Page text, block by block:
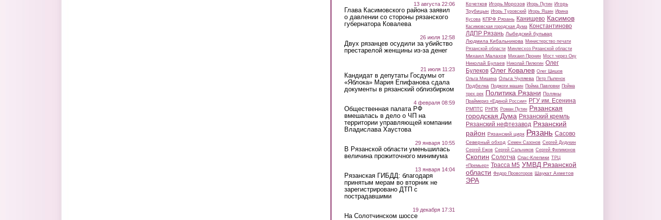
13 августа 22:06
Глава Касимовского района заявил
о давлении со стороны рязанского
губернатора Ковалева
26 июля 12:58
Двух рязанцев осудили за убийство
престарелой женщины из-за денег
21 июля 11:23
Кандидат в депутаты Госдумы от
«Яблока» Мария Епифанова сдала
документы в рязанский облизбирком
4 февраля 08:59
Общественная палата РФ
вмешалась в дело о ЧП на
территории управляющей компании
Владислава Хаустова
29 января 10:55
В Рязанской области уменьшилась
величина прожиточного минимума
13 января 14:04
Рязанская ГИБДД: благодаря
принятым мерам во вторник не
зарегистрировано ДТП с
пострадавшими
19 декабря 17:31
На Солотчинском шоссе
Кочетков Игорь Морозов Игорь Путин Игорь
Трубицын Игорь Туровский Игорь Яшин Ирина
Кусова КПРФ Рязань Канищево Касимов
Касимовская городская Дума Константиново
ЛДПР Рязань Лыбедский бульвар
Людмила Кибальникова Министерство печати
Рязанской области Минлесхоз Рязанской области
Михаил Малахов Михаил Пронин Мост через Оку
Николай Булаев Николай Пилюгин Олег
Булеков Олег Ковалев Олег Шишов
Ольга Мишина Ольга Чуляева Петр Пыленок
Подбелка Поджоги машин Пойма Павловки Пойма
трех рек Политика Рязани Поляны
Праймериз «Единой России» РГУ им. Есенина
РМПТС РНПК Роман Путин Рязанская
городская Дума Рязанский кремль
Рязанский нефтезавод Рязанский
район Рязанский цирк Рязань Сасово
Северный обход Семен Сазонов Сергей Дудукин
Сергей Ежов Сергей Сальников Сергей Филимонов
Скопин Солотча Спас-Клепики ТРЦ
«Премьер» Трасса М5 УМВД Рязанской
области Федор Провоторов Шаукат Ахметов
ЭРА